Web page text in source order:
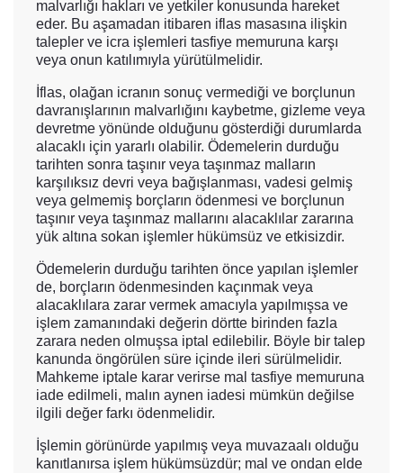
malvarlığı hakları ve yetkiler konusunda hareket
eder. Bu aşamadan itibaren iflas masasına ilişkin
talepler ve icra işlemleri tasfiye memuruna karşı
veya onun katılımıyla yürütülmelidir.
İflas, olağan icranın sonuç vermediği ve borçlunun
davranışlarının malvarlığını kaybetme, gizleme veya
devretme yönünde olduğunu gösterdiği durumlarda
alacaklı için yararlı olabilir. Ödemelerin durduğu
tarihten sonra taşınır veya taşınmaz malların
karşılıksız devri veya bağışlanması, vadesi gelmiş
veya gelmemiş borçların ödenmesi ve borçlunun
taşınır veya taşınmaz mallarını alacaklılar zararına
yük altına sokan işlemler hükümsüz ve etkisizdir.
Ödemelerin durduğu tarihten önce yapılan işlemler
de, borçların ödenmesinden kaçınmak veya
alacaklılara zarar vermek amacıyla yapılmışsa ve
işlem zamanındaki değerin dörtte birinden fazla
zarara neden olmuşsa iptal edilebilir. Böyle bir talep
kanunda öngörülen süre içinde ileri sürülmelidir.
Mahkeme iptale karar verirse mal tasfiye memuruna
iade edilmeli, malın aynen iadesi mümkün değilse
ilgili değer farkı ödenmelidir.
İşlemin görünürde yapılmış veya muvazaalı olduğu
kanıtlanırsa işlem hükümsüzdür; mal ve ondan elde